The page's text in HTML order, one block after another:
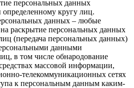
персональных данных
кругу лиц.
данных – любые
раскрытие персональных данных
(передача персональных данных)
данными
в том числе обнародование
массовой информации,
телекоммуникационных сетях
к персональным данным каким-